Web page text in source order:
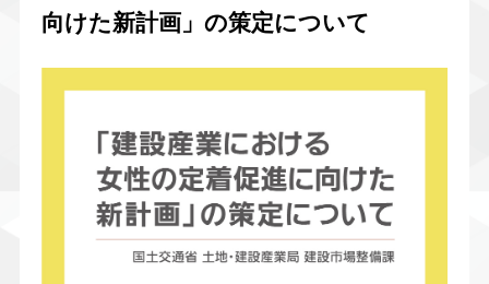
向けた新計画」の策定について